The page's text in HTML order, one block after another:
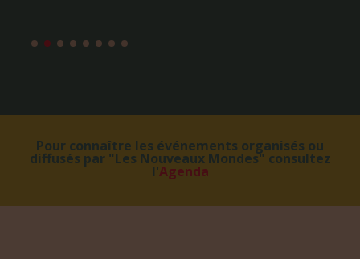
Pour connaître les événements organisés ou
diffusés par "Les Nouveaux Mondes" consultez
l'Agenda